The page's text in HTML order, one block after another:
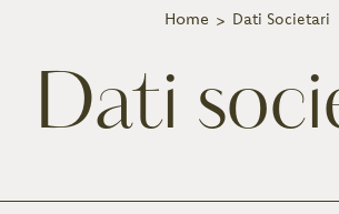
Home Dati Societari
Dati